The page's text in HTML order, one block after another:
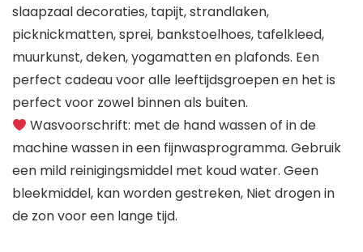
slaapzaal decoraties, tapijt, strandlaken,
picknickmatten, sprei, bankstoelhoes, tafelkleed,
muurkunst, deken, yogamatten en plafonds. Een
perfect cadeau voor alle leeftijdsgroepen en het is
perfect voor zowel binnen als buiten.
Wasvoorschrift: met de hand wassen of in de
machine wassen in een fijnwasprogramma. Gebruik
een mild reinigingsmiddel met koud water. Geen
bleekmiddel, kan worden gestreken, Niet drogen in
de zon voor een lange tijd.